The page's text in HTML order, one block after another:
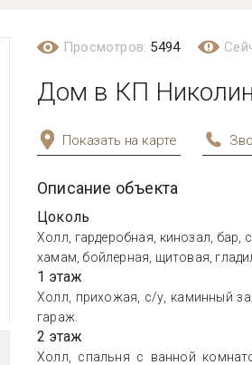
Просмотров: 5494
Дом в КП
Показать на карте
Описание объекта
Цоколь
Холл, гардеробная, кинозал, бар,
хамам, бойлерная, щитовая,
1 этаж
Холл, прихожая, с/у, каминный
гараж.
2 этаж
Холл, спальня с ванной